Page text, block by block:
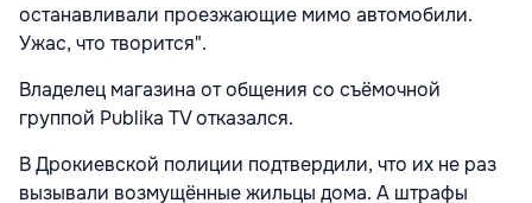
останавливали проезжающие мимо автомобили.
Ужас, что творится".
Владелец магазина от общения со съёмочной
группой Publika TV отказался.
В Дрокиевской полиции подтвердили, что их не раз
вызывали возмущённые жильцы дома. А штрафы